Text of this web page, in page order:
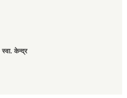
केन्द्र